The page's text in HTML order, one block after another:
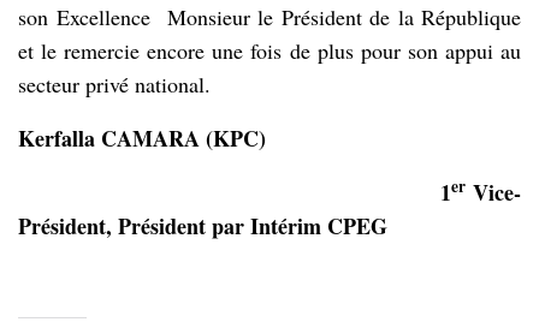
son Excellence Monsieur le Président de la République
et le remercie encore une fois de plus pour son appui au
secteur privé national.
Kerfalla CAMARA (KPC)
1er Vice-
Président, Président par Intérim CPEG